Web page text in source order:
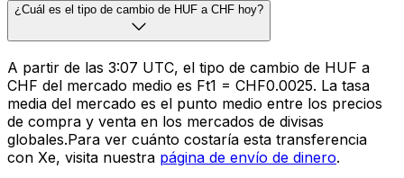
¿Cuál es el tipo de cambio de HUF a CHF hoy?
A partir de las 3:07 UTC, el tipo de cambio de HUF a
CHF del mercado medio es Ft1 = CHF0.0025. La tasa
media del mercado es el punto medio entre los precios
de compra y venta en los mercados de divisas
globales.Para ver cuánto costaría esta transferencia
con Xe, visita nuestra página de envío de dinero.